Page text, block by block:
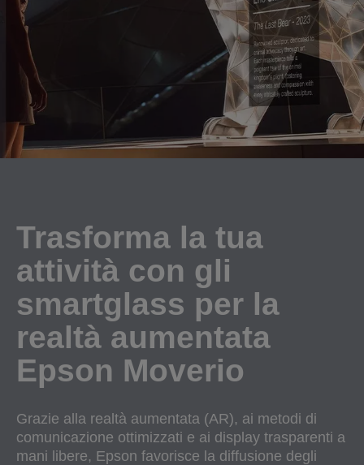
Trasforma la tua
attività con gli
smartglass per la
realtà aumentata
Epson Moverio
Grazie alla realtà aumentata (AR), ai metodi di
comunicazione ottimizzati e ai display trasparenti a
mani libere, Epson favorisce la diffusione degli